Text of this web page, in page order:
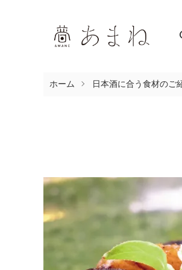
ホーム 日本酒に合う食材のご